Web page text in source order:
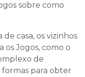
sobre como
casa, os vizinhos
os Jogos, como o
de
para obter